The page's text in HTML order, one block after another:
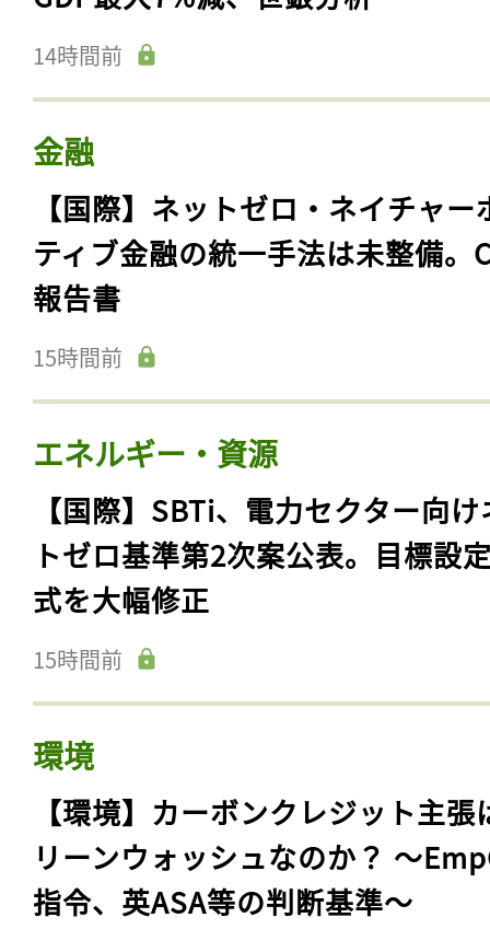
14時間前
金融
【国際】ネットゼロ・ネイチャー
ティブ金融の統一手法は未整備。
報告書
15時間前
エネルギー・資源
【国際】SBTi、電力セクター向
トゼロ基準第2次案公表。目標設
式を大幅修正
15時間前
環境
【環境】カーボンクレジット主張
リーンウォッシュなのか？ 〜
指令、英ASA等の判断基準〜